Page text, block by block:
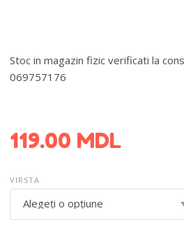
Stoc in magazin fizic verificati la
069757176
119.00 MDL
VIRSTA
Alegeți o opțiune